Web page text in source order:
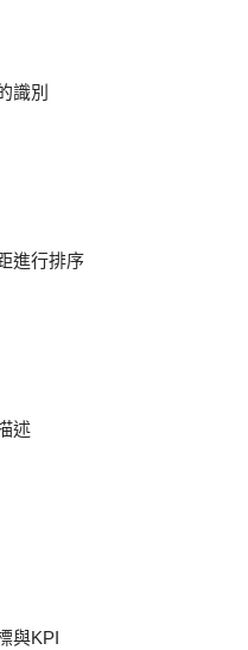
識別
進行排序
述
與KPI